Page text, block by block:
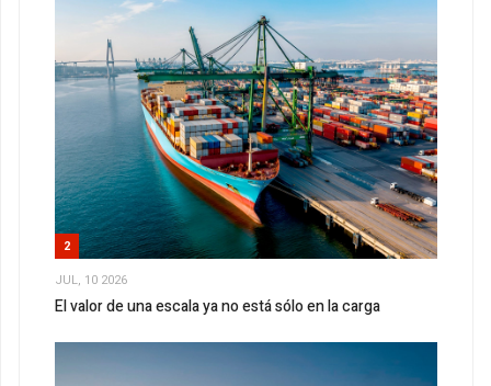
2
JUL, 10 2026
El valor de una escala ya no está sólo en la carga